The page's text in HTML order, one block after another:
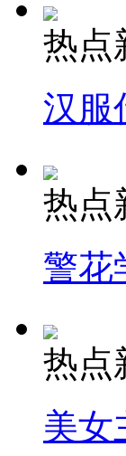
热点
汉服
热点
警花
热点
美女